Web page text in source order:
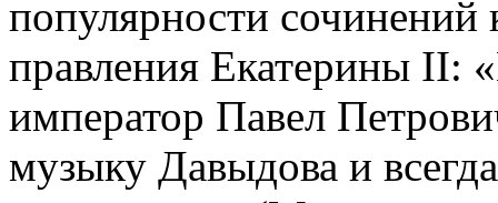
популярности сочинений
правления Екатерины II:
император Павел
музыку Давыдова и